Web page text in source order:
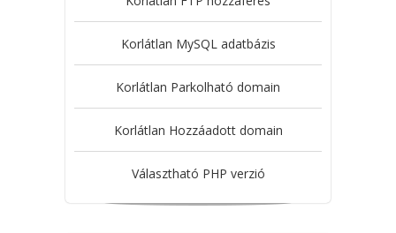
Korlátlan MySQL adatbázis
Korlátlan Parkolható domain
Korlátlan Hozzáadott domain
Választható PHP verzió